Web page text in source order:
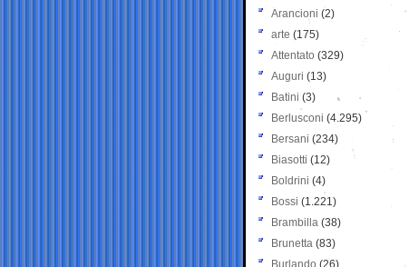
Arancioni (2)
arte (175)
Attentato (329)
Auguri (13)
Batini (3)
Berlusconi (4.295)
Bersani (234)
Biasotti (12)
Boldrini (4)
Bossi (1.221)
Brambilla (38)
Brunetta (83)
Burlando (26)